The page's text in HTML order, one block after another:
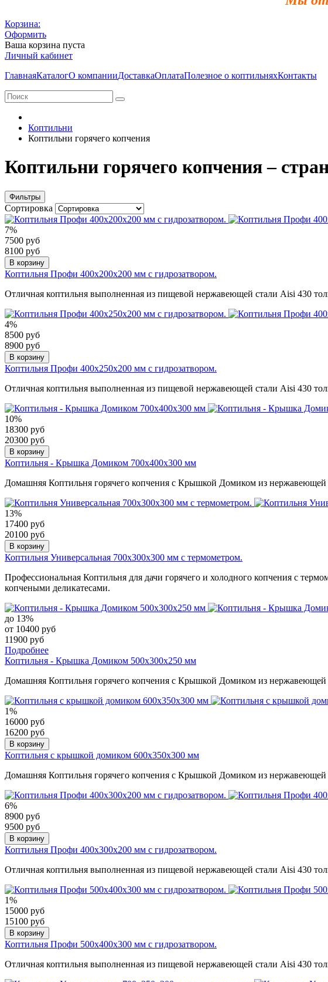
Корзина:
Оформить
Ваша корзина пуста
Личный кабинет
ГлавнаяКаталогО компанииДоставкаОплатаПолезное о коптильняхКонтакты
Коптильни
Коптильни горячего копчения
Коптильни горячего копчения –
Фильтры
Сортировка
7%
7500 руб
8100 руб
В корзину
Коптильня Профи 400х200х200 мм с гидрозатвором.
Отличная коптильня выполненная из пищевой нержавеющей стали Aisi 430
4%
8500 руб
8900 руб
В корзину
Коптильня Профи 400х250х200 мм с гидрозатвором.
Отличная коптильня выполненная из пищевой нержавеющей стали Aisi 430
10%
18300 руб
20300 руб
В корзину
Коптильня - Крышка Домиком 700х400х300 мм
Домашняя Коптильня горячего копчения с Крышкой Домиком из
13%
17400 руб
20100 руб
В корзину
Коптильня Универсальная 700х300х300 мм с термометром.
Профессиональная Коптильня для дачи горячего и холодного копчения с
копчеными деликатесами.
до 13%
от 10400 руб
11900 руб
Подробнее
Коптильня - Крышка Домиком 500х300х250 мм
Домашняя Коптильня горячего копчения с Крышкой Домиком из
1%
16000 руб
16200 руб
В корзину
Коптильня с крышкой домиком 600х350х300 мм
Домашняя Коптильня горячего копчения с Крышкой Домиком из
6%
8900 руб
9500 руб
В корзину
Коптильня Профи 400х300х200 мм с гидрозатвором.
Отличная коптильня выполненная из пищевой нержавеющей стали Aisi 430
1%
15000 руб
15100 руб
В корзину
Коптильня Профи 500х400х300 мм с гидрозатвором.
Отличная коптильня выполненная из пищевой нержавеющей стали Aisi 430